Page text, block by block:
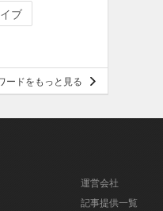
ブ
ードをもっと見る
運営会社
記事提供一覧